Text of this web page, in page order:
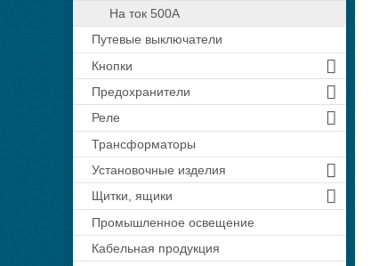
На ток 500А
Путевые выключатели
Кнопки
Предохранители
Реле
Трансформаторы
Установочные изделия
Щитки, ящики
Промышленное освещение
Кабельная продукция